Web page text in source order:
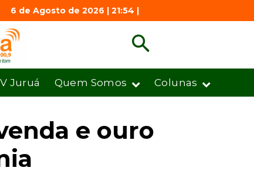
6 de Agosto de 2026 | 21:54 |
Juruá Quem Somos Colunas
e ouro